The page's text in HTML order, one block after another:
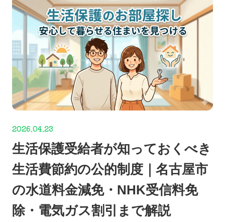
2026.04.23
生活保護受給者が知っておくべき
生活費節約の公的制度｜名古屋市
の水道料金減免・NHK受信料免
除・電気ガス割引まで解説